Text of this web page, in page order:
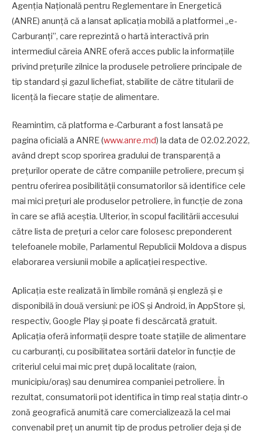
Agenția Națională pentru Reglementare în Energetică
(ANRE) anunță că a lansat aplicația mobilă a platformei „e-
Carburanți”, care reprezintă o hartă interactivă prin
intermediul căreia ANRE oferă acces public la informațiile
privind prețurile zilnice la produsele petroliere principale de
tip standard și gazul lichefiat, stabilite de către titularii de
licență la fiecare stație de alimentare.
Reamintim, că platforma e-Carburant a fost lansată pe
pagina oficială a ANRE (www.anre.md) la data de 02.02.2022,
având drept scop sporirea gradului de transparență a
prețurilor operate de către companiile petroliere, precum și
pentru oferirea posibilității consumatorilor să identifice cele
mai mici prețuri ale produselor petroliere, în funcție de zona
în care se află aceștia. Ulterior, în scopul facilitării accesului
către lista de prețuri a celor care folosesc preponderent
telefoanele mobile, Parlamentul Republicii Moldova a dispus
elaborarea versiunii mobile a aplicației respective.
Aplicația este realizată în limbile română și engleză și e
disponibilă în două versiuni: pe iOS și Android, în AppStore și,
respectiv, Google Play și poate fi descărcată gratuit.
Aplicația oferă informații despre toate stațiile de alimentare
cu carburanți, cu posibilitatea sortării datelor în funcție de
criteriul celui mai mic preț după localitate (raion,
municipiu/oraș) sau denumirea companiei petroliere. În
rezultat, consumatorii pot identifica în timp real stația dintr-o
zonă geografică anumită care comercializează la cel mai
convenabil preț un anumit tip de produs petrolier deja și de